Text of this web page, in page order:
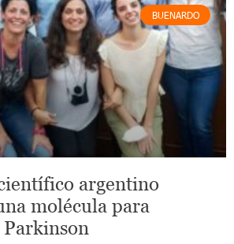
BUENARDO
argentino
molécula para